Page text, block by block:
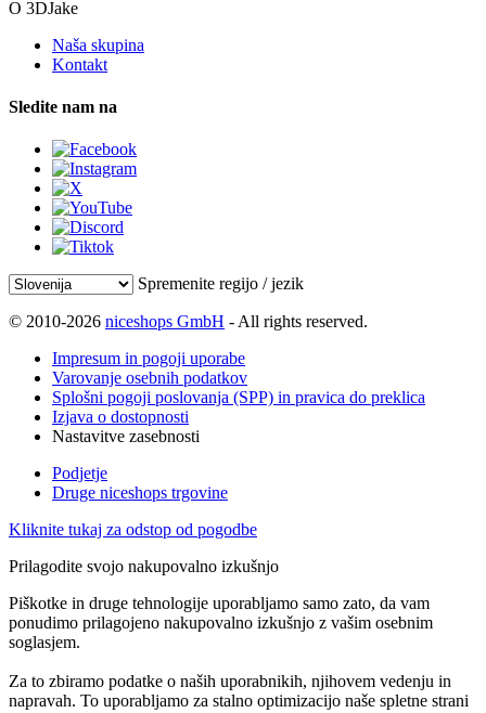
O 3DJake
Naša skupina
Kontakt
Sledite nam na
Spremenite regijo / jezik
© 2010-2026 niceshops GmbH - All rights reserved.
Impresum in pogoji uporabe
Varovanje osebnih podatkov
Splošni pogoji poslovanja (SPP) in pravica do preklica
Izjava o dostopnosti
Nastavitve zasebnosti
Podjetje
Druge niceshops trgovine
Kliknite tukaj za odstop od pogodbe
Prilagodite svojo nakupovalno izkušnjo
Piškotke in druge tehnologije uporabljamo samo zato, da vam
ponudimo prilagojeno nakupovalno izkušnjo z vašim osebnim
soglasjem.
Za to zbiramo podatke o naših uporabnikih, njihovem vedenju in
napravah. To uporabljamo za stalno optimizacijo naše spletne strani